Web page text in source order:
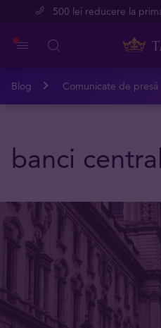
500 lei reducere la
Blog Comunicate de presă
banci